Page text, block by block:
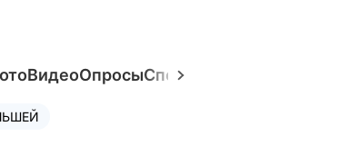
ВидеоОпросыСпецпроекты